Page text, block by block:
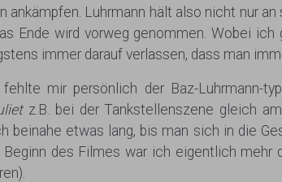
ankämpfen. Luhrmann hält also nicht nur
Ende wird vorweg genommen. Wobei
immer darauf verlassen, dass man
mir persönlich der Baz-Luhrmann-
z.B. bei der Tankstellenszene gleich
beinahe etwas lang, bis man sich in die
Beginn des Filmes war ich eigentlich